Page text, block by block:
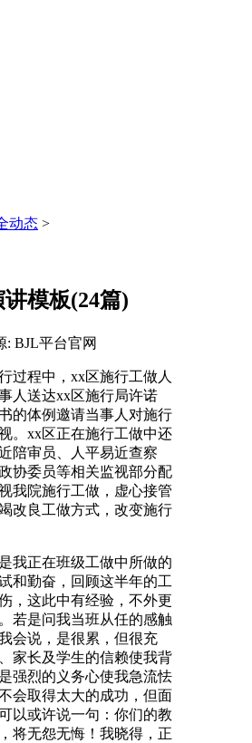
动态 >
模板(24篇)
: BJL平台官网
程中，xx区施行工做人
人送达xx区施行局许诺
的体例邀请当事人对施行
。xx区正在施行工做中还
陪审员、人平易近查察
协委员等相关监视部分配
我院施行工做，虚心接管
改良工做方式，改变施行
正在班级工做中所做的
和勤奋，回顾这半年的工
，这此中有经验，不外更
若是问我当班从任的感触
会说，是很累，但很充
家长及学生的信赖使我背
强烈的义务心使我急流怯
会取得太大的成功，但面
以或许说一句：你们的教
将无怨无悔！我晓得，正